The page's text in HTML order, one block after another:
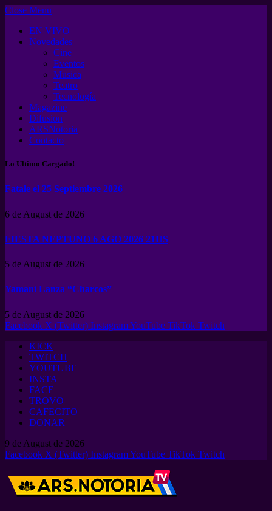
Close Menu
EN VIVO
Novedades
Cine
Eventos
Musica
Teatro
Tecnología
Magazine
Difusion
ARSNotoria
Contacto
Lo Ultimo Cargado!
Fatale el 25 Septiembre 2026
6 de August de 2026
FIESTA NEPTUNO 6 AGO 2026 21HS
5 de August de 2026
Yamaní Lanza “Charcos”
5 de August de 2026
Facebook X (Twitter) InstagramYouTube TikTok Twitch
KICK
TWITCH
YOUTUBE
INSTA
FACE
TROVO
CAFECITO
DONAR
9 de August de 2026
Facebook X (Twitter) InstagramYouTube TikTok Twitch